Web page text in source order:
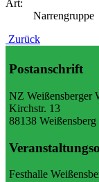
Art:
Narrengruppe
Zurück
Postanschrift
NZ Weißensberger
Kirchstr. 13
88138 Weißensberg
Festhalle